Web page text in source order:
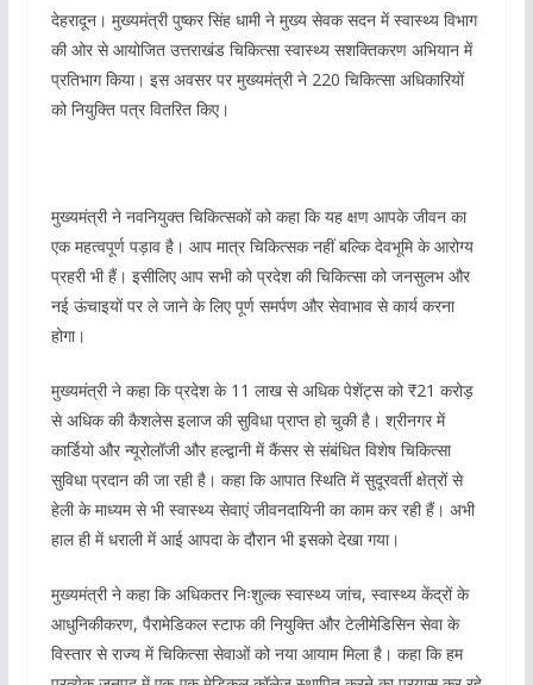
देहरादून। मुख्यमंत्री पुष्कर सिंह धामी ने मुख्य सेवक सदन में स्वास्थ्य विभाग
की ओर से आयोजित उत्तराखंड चिकित्सा स्वास्थ्य सशक्तिकरण अभियान में
प्रतिभाग किया। इस अवसर पर मुख्यमंत्री ने 220 चिकित्सा अधिकारियों
को नियुक्ति पत्र वितरित किए।
मुख्यमंत्री ने नवनियुक्त चिकित्सकों को कहा कि यह क्षण आपके जीवन का
एक महत्वपूर्ण पड़ाव है। आप मात्र चिकित्सक नहीं बल्कि देवभूमि के आरोग्य
प्रहरी भी हैं। इसीलिए आप सभी को प्रदेश की चिकित्सा को जनसुलभ और
नई ऊंचाइयों पर ले जाने के लिए पूर्ण समर्पण और सेवाभाव से कार्य करना
होगा।
मुख्यमंत्री ने कहा कि प्रदेश के 11 लाख से अधिक पेशेंट्स को ₹21 करोड़
से अधिक की कैशलेस इलाज की सुविधा प्राप्त हो चुकी है। श्रीनगर में
कार्डियो और न्यूरोलॉजी और हल्द्वानी में कैंसर से संबंधित विशेष चिकित्सा
सुविधा प्रदान की जा रही है। कहा कि आपात स्थिति में सुदूरवर्ती क्षेत्रों से
हेली के माध्यम से भी स्वास्थ्य सेवाएं जीवनदायिनी का काम कर रही हैं। अभी
हाल ही में धराली में आई आपदा के दौरान भी इसको देखा गया।
मुख्यमंत्री ने कहा कि अधिकतर निःशुल्क स्वास्थ्य जांच, स्वास्थ्य केंद्रों के
आधुनिकीकरण, पैरामेडिकल स्टाफ की नियुक्ति और टेलीमेडिसिन सेवा के
विस्तार से राज्य में चिकित्सा सेवाओं को नया आयाम मिला है। कहा कि हम